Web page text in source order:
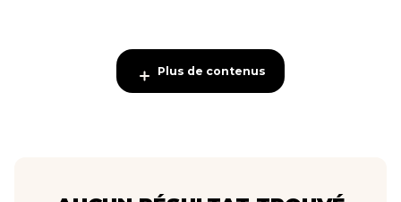
Plus de contenus
Plus de contenus